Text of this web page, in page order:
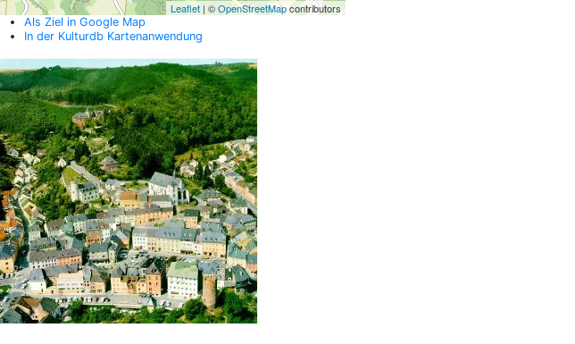
Leaflet | ©OpenStreetMapcontributors
Als Ziel in Google Map
In der Kulturdb Kartenanwendung